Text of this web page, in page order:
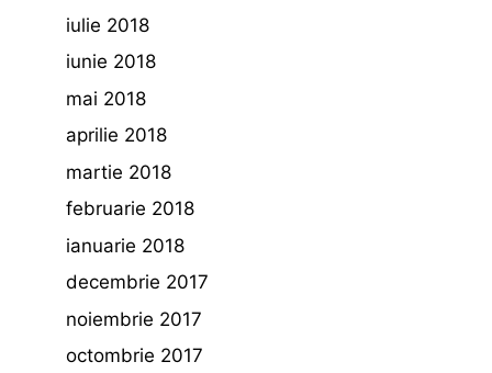
iulie 2018
iunie 2018
mai 2018
aprilie 2018
martie 2018
februarie 2018
ianuarie 2018
decembrie 2017
noiembrie 2017
octombrie 2017